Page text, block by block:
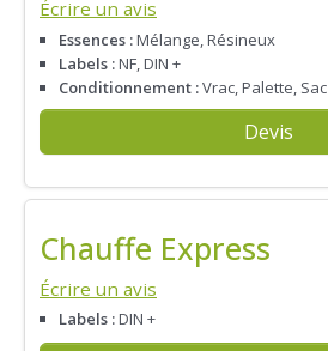
Écrire un avis
Essences :Mélange, Résineux
Labels :NF, DIN +
Conditionnement :Vrac, Palette, Sac
Devis
Chauffe Express
Écrire un avis
Labels :DIN +